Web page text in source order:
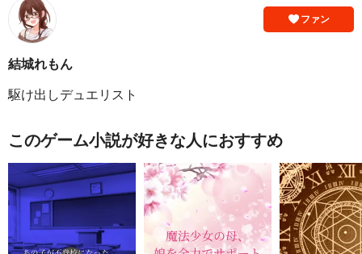
ファン
結城れもん
駆け出しデュエリスト
このゲーム小説が好きな人におすすめ